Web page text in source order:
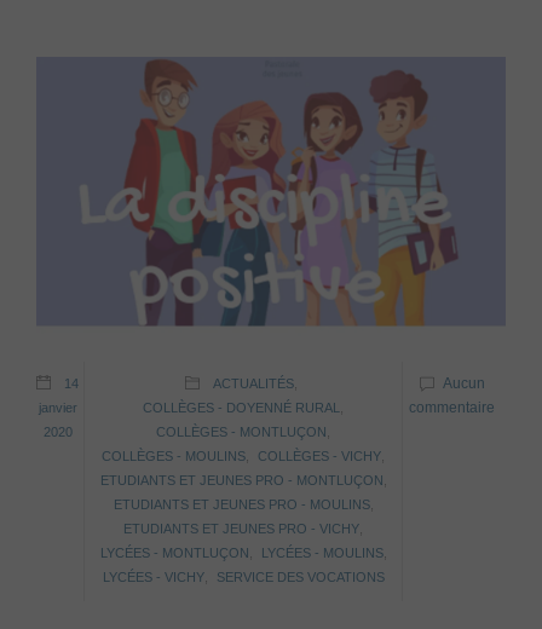
14
janvier
2020
ACTUALITÉS,
COLLÈGES - DOYENNÉ RURAL
COLLÈGES - MONTLUÇON
COLLÈGES - MOULINS
COLLÈGES - VICHY
ETUDIANTS ET JEUNES PRO - MONTLUÇON
ETUDIANTS ET JEUNES PRO - MOULINS,
ETUDIANTS ET JEUNES PRO - VICHY
LYCÉES - MONTLUÇON
LYCÉES - MOULINS,
LYCÉES - VICHY, SERVICE DES VOCATIONS
Aucun
commentaire